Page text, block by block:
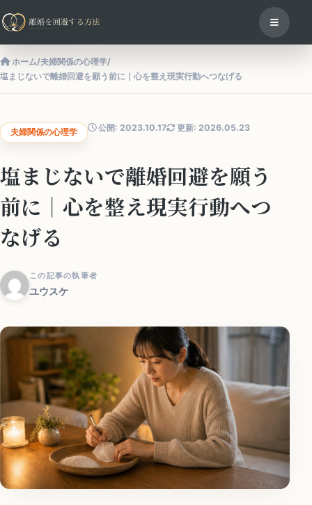
ホーム/夫婦関係の心理学/
塩まじないで離婚回避を願う前に｜心を整え現実行動へつなげる
夫婦関係の心理学 公開: 2023.10.17 更新: 2026.05.23
塩まじないで離婚回避を願う
前に｜心を整え現実行動へつ
なげる
この記事の執筆者
ユウスケ